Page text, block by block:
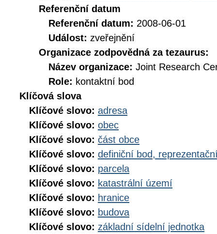
Referenční datum
Referenční datum: 2008-06-01
Událost: zveřejnění
Organizace zodpovědná za tezaurus:
Název organizace: Joint Research
Role: kontaktní bod
Klíčová slova
Klíčové slovo: adresa
Klíčové slovo: obec
Klíčové slovo: část obce
Klíčové slovo: definiční bod,
Klíčové slovo: parcela
Klíčové slovo: katastrální území
Klíčové slovo: hranice
Klíčové slovo: budova
Klíčové slovo: základní sídelní jednotka